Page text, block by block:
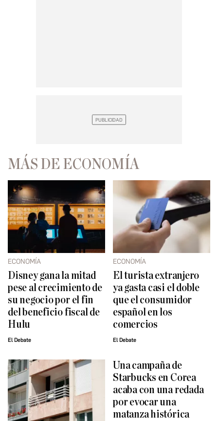
MÁS DE ECONOMÍA
ECONOMÍA
Disney gana la mitad
pese al crecimiento de
su negocio por el fin
del beneficio fiscal de
Hulu
El Debate
ECONOMÍA
El turista extranjero
ya gasta casi el doble
que el consumidor
español en los
comercios
El Debate
Una campaña de
Starbucks en Corea
acaba con una redada
por evocar una
matanza histórica